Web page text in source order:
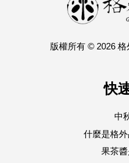
版權所有 © 2026 格
快
中
什麼是格
果茶醬